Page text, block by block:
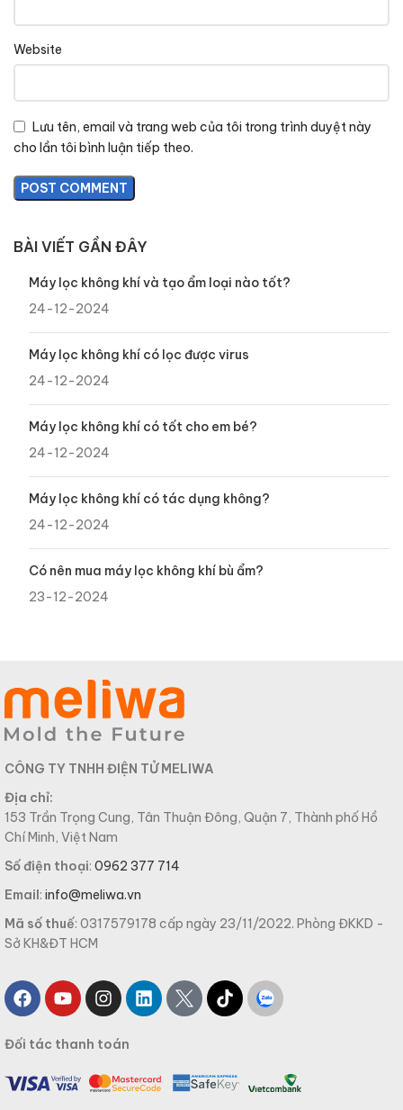
Website
Lưu tên, email và trang web của tôi trong trình duyệt này
cho lần tôi bình luận tiếp theo.
BÀI VIẾT GẦN ĐÂY
Máy lọc không khí và tạo ẩm loại nào tốt?
24-12-2024
Máy lọc không khí có lọc được virus
24-12-2024
Máy lọc không khí có tốt cho em bé?
24-12-2024
Máy lọc không khí có tác dụng không?
24-12-2024
Có nên mua máy lọc không khí bù ẩm?
23-12-2024
CÔNG TY TNHH ĐIỆN TỬ MELIWA
Địa chỉ:
153 Trần Trọng Cung, Tân Thuận Đông, Quận 7, Thành phố Hồ
Chí Minh, Việt Nam
Số điện thoại: 0962 377 714
Email: info@meliwa.vn
Mã số thuế: 0317579178 cấp ngày 23/11/2022. Phòng ĐKKD -
Sở KH&ĐT HCM
Đối tác thanh toán